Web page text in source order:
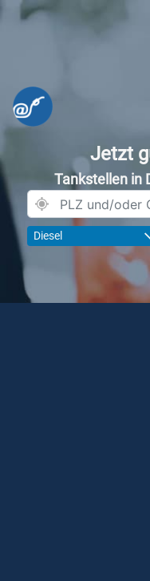
Jetzt
Tankstellen in
Diesel